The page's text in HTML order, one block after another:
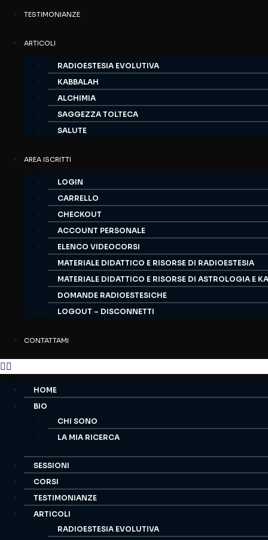
TESTIMONIANZE
ARTICOLI
RADIOESTESIA EVOLUTIVA
KABBALAH
ALCHIMIA
SAGGEZZA TOLTECA
SALUTE
AREA ISCRITTI
LOGIN
CARRELLO
CHECKOUT
ACCOUNT PERSONALE
ELENCO VIDEOCORSI
MATERIALE DIDATTICO E RISORSE DI RADIOESTESIA
MATERIALE DIDATTICO E RISORSE DI ASTROLOGIA E
DOMANDE RADIOESTESICHE
LOGOUT – DISCONNETTI
CONTATTAMI
HOME
BIO
CHI SONO
LA MIA RICERCA
SESSIONI
CORSI
TESTIMONIANZE
ARTICOLI
RADIOESTESIA EVOLUTIVA